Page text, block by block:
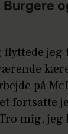
Burgere
flyttede jeg
på
fortsatte
mig, jeg